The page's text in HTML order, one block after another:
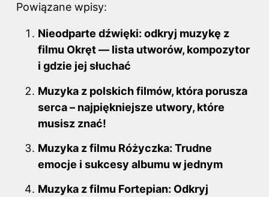
c
e
b
o
o
k
er
e
st
di
t
bl
r
e
dI
Powiązane wpisy:
Nieodparte dźwięki: odkryj muzykę z
filmu Okręt — lista utworów, kompozytor
i gdzie jej słuchać
Muzyka z polskich filmów, która porusza
serca – najpiękniejsze utwory, które
musisz znać!
Muzyka z filmu Różyczka: Trudne
emocje i sukcesy albumu w jednym
Muzyka z filmu Fortepian: Odkryj